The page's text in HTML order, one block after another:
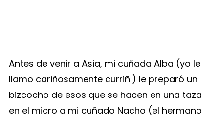
Antes de venir a Asia, mi cuñada Alba (yo le
llamo cariñosamente curriñi) le preparó un
bizcocho de esos que se hacen en una taza
en el micro a mi cuñado Nacho (el hermano